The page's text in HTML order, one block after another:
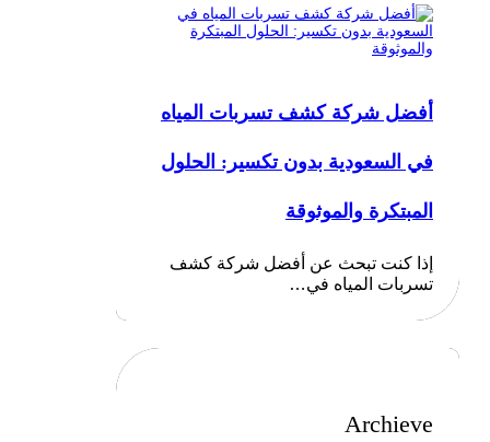
أفضل شركة كشف تسربات المياه
في السعودية بدون تكسير: الحلول
المبتكرة والموثوقة
إذا كنت تبحث عن أفضل شركة كشف
تسربات المياه في…
Archieve